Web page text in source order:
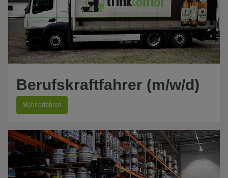
Berufskraftfahrer (m/w/d)
Mehr erfahren